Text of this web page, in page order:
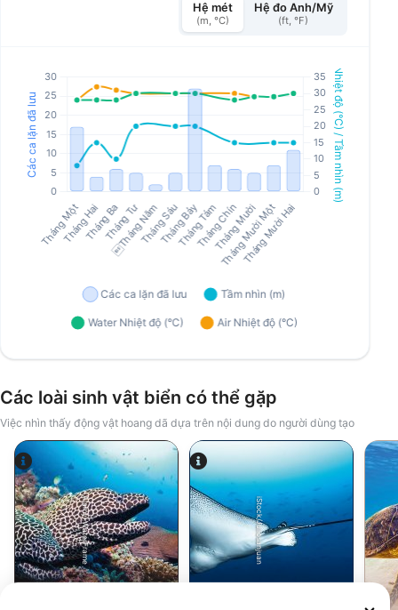
Hệ mét
(m, °C)
Hệ đo Anh/Mỹ
(ft, °F)
Các loài sinh vật biển có thể gặp
Việc nhìn thấy động vật hoang dã dựa trên nội dung do người dùng tạo
Alamy-WaterFrame iStock/Juliosanjuan